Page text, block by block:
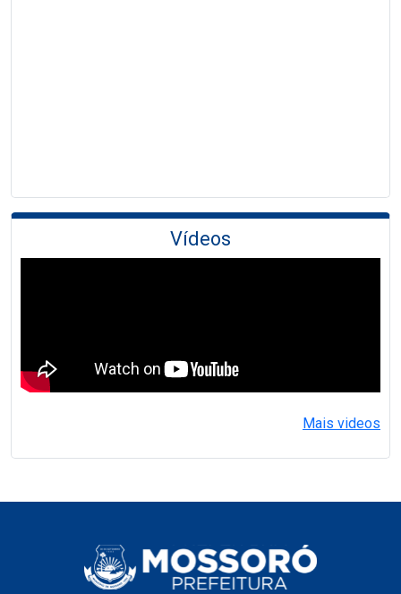
Vídeos
Mais videos